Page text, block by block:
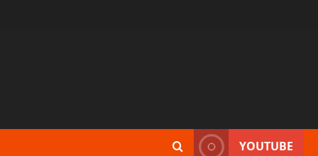
YOUTUBE